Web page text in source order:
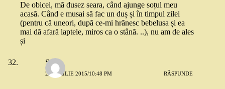
De obicei, mă dusez seara, când ajunge soțul meu
acasă. Când e musai să fac un duș și în timpul zilei
(pentru că uneori, după ce-mi hrănesc bebelusa și ea
mai dă afară laptele, miros ca o stână. ..), nu am de ales
și
Stef
23 APRILIE 2015/10:48 PM RĂSPUNDE